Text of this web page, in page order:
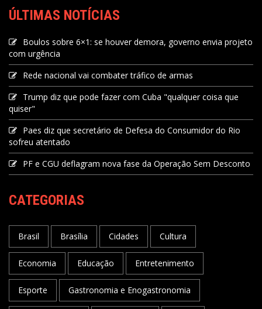
ÚLTIMAS NOTÍCIAS
Boulos sobre 6×1: se houver demora, governo envia projeto
com urgência
Rede nacional vai combater tráfico de armas
Trump diz que pode fazer com Cuba "qualquer coisa que
quiser"
Paes diz que secretário de Defesa do Consumidor do Rio
sofreu atentado
PF e CGU deflagram nova fase da Operação Sem Desconto
CATEGORIAS
Brasil Brasília Cidades Cultura
Economia Educação Entretenimento
Esporte Gastronomia e Enogastronomia